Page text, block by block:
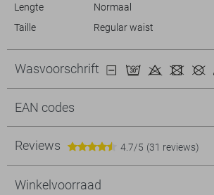
Lengte
Normaal
Taille
Regular waist
Wasvoorschrift
EAN codes
Reviews 4.7/5 (31 reviews)
Winkelvoorraad